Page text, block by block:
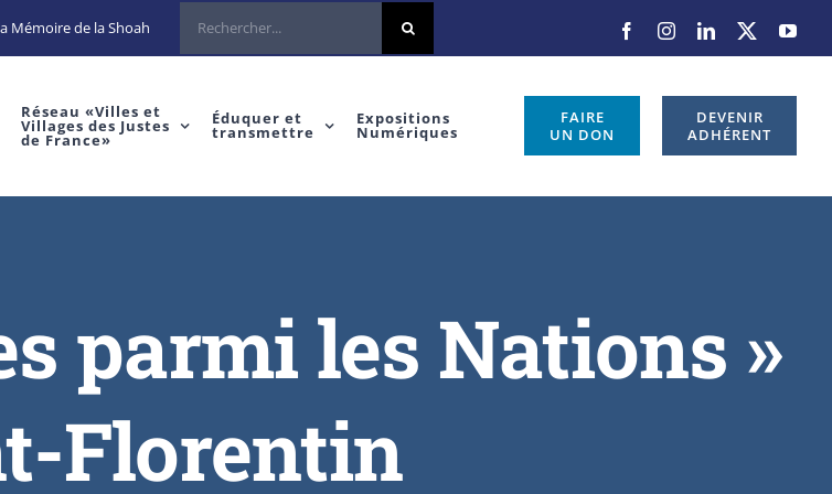
Mémoire de la Shoah
Réseau «Villes et
Villages des Justes
de France»
Éduquer et
transmettre
Expositions
Numériques
FAIRE
UN DON
DEVENIR
ADHÉRENT
parmi les Nations »
Florentin